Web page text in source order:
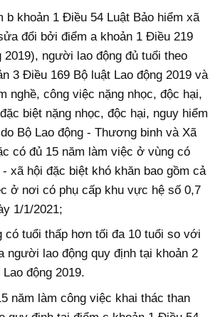
b khoản 1 Điều 54 Luật Bảo hiểm xã
đổi bởi điểm a khoản 1 Điều 219
2019), người lao động đủ tuổi theo
3 Điều 169 Bộ luật Lao động 2019 và
nghề, công việc nặng nhọc, độc hại,
biệt nặng nhọc, độc hại, nguy hiểm
Bộ Lao động - Thương binh và Xã
có đủ 15 năm làm việc ở vùng có
xã hội đặc biệt khó khăn bao gồm cả
ở nơi có phụ cấp khu vực hệ số 0,7
1/1/2021;
có tuổi thấp hơn tối đa 10 tuổi so với
người lao động quy định tại khoản 2
động 2019.
năm làm công việc khai thác than